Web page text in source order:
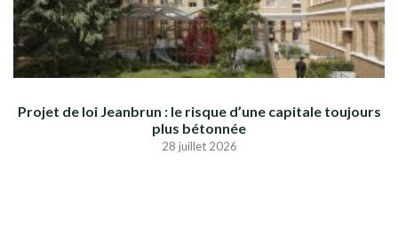
Projet de loi Jeanbrun : le risque d’une capitale toujours
plus bétonnée
28 juillet 2026